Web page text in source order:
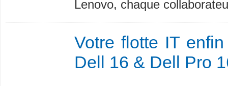
Lenovo, chaque
Votre flotte IT
Dell 16 & Dell Pro